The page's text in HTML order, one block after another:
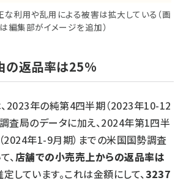
利用や乱用による被害は拡大している（画
編集部がイメージを追加）
の返品率は25%
2023年の純第4四半期（2023年10-12
査局のデータに加え、2024年第1四半
2024年1-9月期）までの米国国勢調査
、店舗での小売売上からの返品率は
しています。これは金額にして、3237